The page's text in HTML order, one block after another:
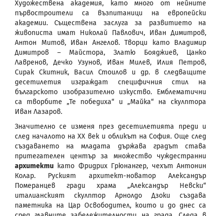
Художествена академия, като много от нейните
първостроители са възпитаници на европейски
академии. Съществена заслуга за развитието на
живописта имат Николай Павлович, Иван Димитров,
Антон Митов, Иван Ангелов. Творци като Владимир
Димитров – Майстора, Златю Бояджиев, Цанко
Лавренов, Дечко Узунов, Иван Милев, Илия Петров,
Сирак Скитник, Васил Стоилов и др. в следващите
десетилетия изграждат специфичния стил на
българското изобразително изкуство. Емблематични
са творбите „Те победиха“ и „Майка“ на скулптора
Иван Лазаров.
Значително се изменя през десетилетията преди и
след началото на ХХ век и обликът на София. Още след
създаването на младата държава градът става
притегателен център за множество чуждестранни
архитекти като Фридрих Грюнангер, чехът Антонин
Колар. Руският архитект-новатор Александър
Померанцев гради храма „Александър Невски“
италианският скулптор Арнолдо Дзоки създава
паметника на Цар Освободител, които и до днес са